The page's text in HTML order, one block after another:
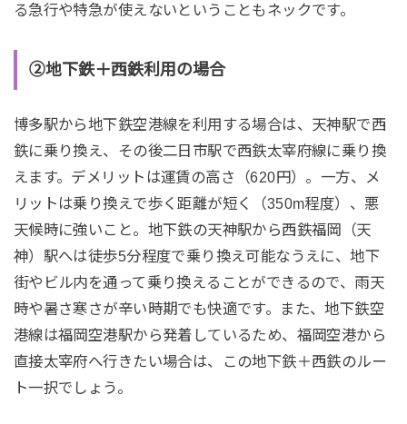
る急行や特急が使えないということもネックです。
②地下鉄＋西鉄利用の場合
博多駅から地下鉄空港線を利用する場合は、天神駅で西
鉄に乗り換え、その後二日市駅で西鉄太宰府線に乗り換
えます。デメリットは運賃の高さ（620円）。一方、メ
リットは乗り換えで歩く距離が短く（350m程度）、悪
天候時に強いこと。地下鉄の天神駅から西鉄福岡（天
神）駅へは徒歩5分程度で乗り換え可能なうえに、地下
街やビル内を通って乗り換えることができるので、雨天
時や暑さ寒さが辛い時期でも快適です。また、地下鉄空
港線は福岡空港駅から発着しているため、福岡空港から
直接太宰府へ行きたい場合は、この地下鉄＋西鉄のルー
ト一択でしょう。